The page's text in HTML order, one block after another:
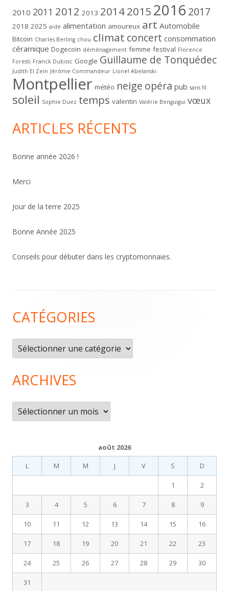
2010 2011 2012 2013 20142015 2016 2017
2018 2025 aide alimentation amoureux art Automobile
Bitcoin Charles Berling chou climat concert consommation
céramique Dogecoin déménagement femme festival Florence
Foresti Franck Dubosc Google Guillaume de Tonquédec
Judith El Zein Jérôme Commandeur Lionel Abelanski
Montpellier météo neige opéra pub sans fil
soleil Sophie Duez temps valentin Valérie Benguigui vœux
ARTICLES RÉCENTS
Bonne année 2026 !
Merci
Jour de la terre 2025
Bonne Année 2025
Conseils pour débuter dans les cryptomonnaies.
du
pied
de
page
CATÉGORIES
Catégories
ARCHIVES
Archives
août 2026
L
M M J V S D
1 2
3 4 5 6 7 8 9
10 11 12 13 14 15 16
17 18 19 20 21 22 23
24 25 26 27 28 29 30
31